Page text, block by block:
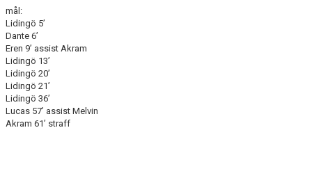
mål:
Lidingö 5’
Dante 6’
Eren 9’ assist Akram
Lidingö 13’
Lidingö 20’
Lidingö 21’
Lidingö 36’
Lucas 57’ assist Melvin
Akram 61’ straff